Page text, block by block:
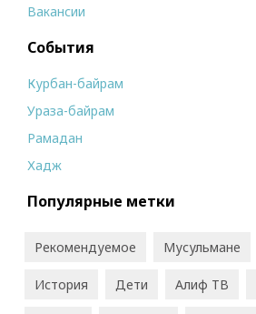
Вакансии
События
Курбан-байрам
Ураза-байрам
Рамадан
Хадж
Популярные метки
Рекомендуемое Мусульмане
История Дети Алиф ТВ